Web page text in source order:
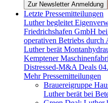
Zur Newsletter Anmeldung
Letzte Pressemitteilungen
Luther begleitet
Friedrichshafen GmbH
operativen Betriebs durch
Luther berät
Kemptener
Distressed-M&A Deals
Mehr Pressemitteilungen
Brauereigruppe
Luther berät bei